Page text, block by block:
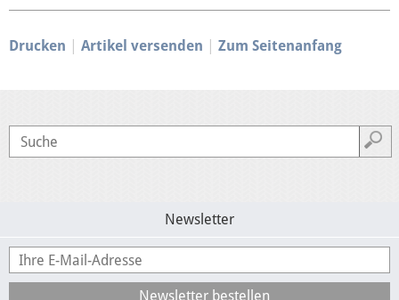
Drucken Artikel versenden Zum Seitenanfang
Newsletter